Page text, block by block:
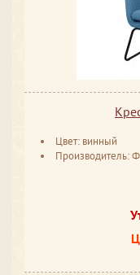
Цвет: винный
Производитель: